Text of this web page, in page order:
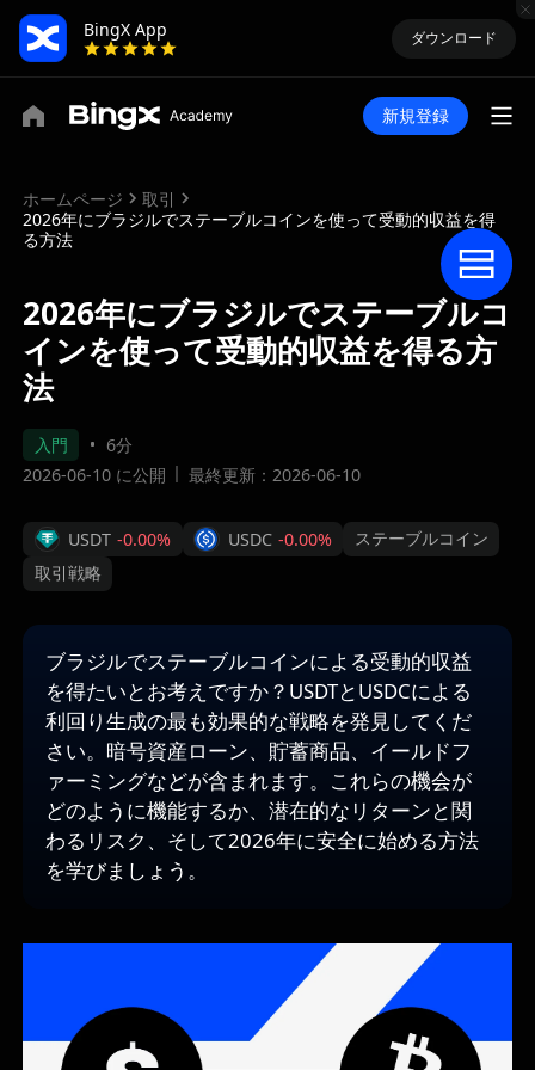
BingX App
ダウンロード
新規登録
ホームページ
取引
2026年にブラジルでステーブルコインを使って受動的収益を得
る方法
2026年にブラジルでステーブルコ
インを使って受動的収益を得る方
法
入門
6分
2026-06-10 に公開
最終更新：2026-06-10
USDT -0.00% USDC -0.00% ステーブルコイン
取引戦略
ブラジルでステーブルコインによる受動的収益
を得たいとお考えですか？USDTとUSDCによる
利回り生成の最も効果的な戦略を発見してくだ
さい。暗号資産ローン、貯蓄商品、イールドフ
ァーミングなどが含まれます。これらの機会が
どのように機能するか、潜在的なリターンと関
わるリスク、そして2026年に安全に始める方法
を学びましょう。